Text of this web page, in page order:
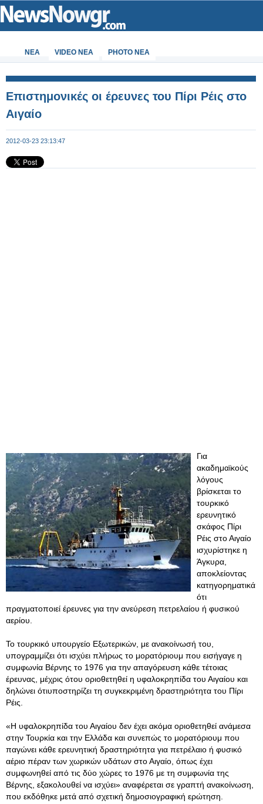
ΝΕΑ VIDEO NEA PHOTO NEA
Επιστημονικές οι έρευνες του Πίρι Ρέις στο
Αιγαίο
2012-03-23 23:13:47
Για
ακαδημαϊκούς
λόγους
βρίσκεται το
τουρκικό
ερευνητικό
σκάφος Πίρι
Ρέις στο Αιγαίο
ισχυρίστηκε η
Άγκυρα,
αποκλείοντας
κατηγορηματικά
ότι
πραγματοποιεί έρευνες για την ανεύρεση πετρελαίου ή φυσικού
αερίου.
Το τουρκικό υπουργείο Εξωτερικών, με ανακοίνωσή του,
υπογραμμίζει ότι ισχύει πλήρως το μορατόριουμ που εισήγαγε η
συμφωνία Βέρνης το 1976 για την απαγόρευση κάθε τέτοιας
έρευνας, μέχρις ότου οριοθετηθεί η υφαλοκρηπίδα του Αιγαίου και
δηλώνει ότιυποστηρίζει τη συγκεκριμένη δραστηριότητα του Πίρι
Ρέις.
«Η υφαλοκρηπίδα του Αιγαίου δεν έχει ακόμα οριοθετηθεί ανάμεσα
στην Τουρκία και την Ελλάδα και συνεπώς το μορατόριουμ που
παγώνει κάθε ερευνητική δραστηριότητα για πετρέλαιο ή φυσικό
αέριο πέραν των χωρικών υδάτων στο Αιγαίο, όπως έχει
συμφωνηθεί από τις δύο χώρες το 1976 με τη συμφωνία της
Βέρνης, εξακολουθεί να ισχύει» αναφέρεται σε γραπτή ανακοίνωση,
που εκδόθηκε μετά από σχετική δημοσιογραφική ερώτηση.